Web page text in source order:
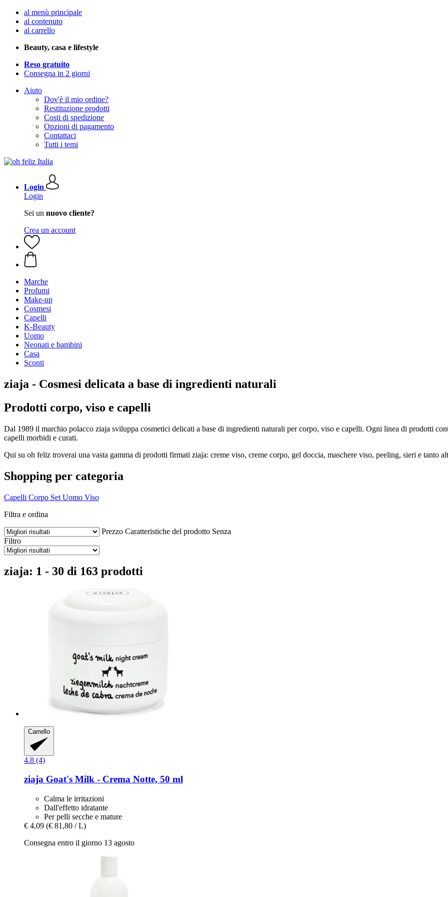
al menù principale
al contenuto
al carrello
Beauty, casa e lifestyle
Reso gratuito
Consegna in 2 giorni
Aiuto
Dov'è il mio ordine?
Restituzione prodotti
Costi di spedizione
Opzioni di pagamento
Contattaci
Tutti i temi
Login
Login
Sei un nuovo cliente?
Crea un account
Marche
Profumi
Make-up
Cosmesi
Capelli
K-Beauty
Uomo
Neonati e bambini
Casa
Sconti
ziaja - Cosmesi delicata a base di ingredienti naturali
Prodotti corpo, viso e capelli
Dal 1989 il marchio polacco ziaja sviluppa cosmetici delicati a base di ingredienti naturali per corpo, viso e capelli. Ogni linea di prodotti
capelli morbidi e curati.
Qui su oh feliz troverai una vasta gamma di prodotti firmati ziaja: creme viso, creme corpo, gel doccia, maschere viso, peeling, sieri e tanto
Shopping per categoria
Capelli Corpo Set Uomo Viso
Filtra e ordina
Prezzo Caratteristiche del prodotto Senza
Filtro
ziaja: 1 - 30 di 163 prodotti
Carrello
4.8 (4)
ziaja Goat's Milk -​ Crema Notte, 50 ml
Calma le irritazioni
Dall'effetto idratante
Per pelli secche e mature
€ 4,09 (€ 81,80 / L)
Consegna entro il giorno 13 agosto